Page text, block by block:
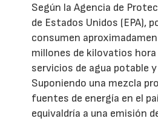
Según la Agencia de
de Estados Unidos (EPA),
consumen
millones de kilovatios hora
servicios de agua potable
Suponiendo una mezcla
fuentes de energía en el
equivaldría a una emisión